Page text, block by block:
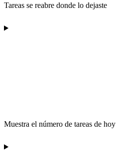
Tareas se reabre donde lo dejaste
Muestra el número de tareas de hoy